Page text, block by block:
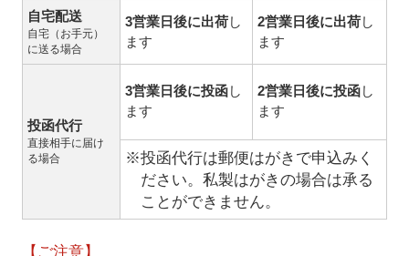
自宅配送
自宅（お手元）
に送る場合
3営業日後に出荷し
ます
2営業日後に出荷し
ます
投函代行
直接相手に届け
る場合
3営業日後に投函し
ます
2営業日後に投函し
ます
※投函代行は郵便はがきで申込みく
ださい。私製はがきの場合は承る
ことができません。
【ご注意】